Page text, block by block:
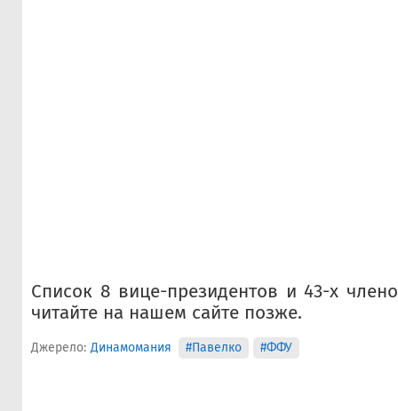
Список 8 вице-президентов и 43-х
читайте на нашем сайте позже.
Джерело: Динамомания #Павелко #ФФУ